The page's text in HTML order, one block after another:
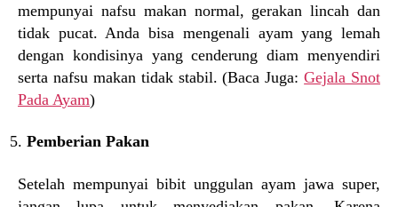
mempunyai nafsu makan normal, gerakan lincah dan
tidak pucat. Anda bisa mengenali ayam yang lemah
dengan kondisinya yang cenderung diam menyendiri
serta nafsu makan tidak stabil. (Baca Juga:Gejala Snot
Pada Ayam)
Pemberian Pakan
Setelah mempunyai bibit unggulan ayam jawa super,